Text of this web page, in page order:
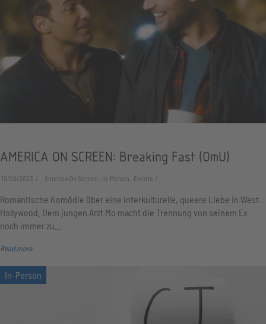
AMERICA ON SCREEN: Breaking Fast (OmU)
10/29/2023 America On Screen, In-Person, Events
Romantische Komödie über eine interkulturelle, queere Liebe in West
Hollywood. Dem jungen Arzt Mo macht die Trennung von seinem Ex
noch immer zu…
Read more